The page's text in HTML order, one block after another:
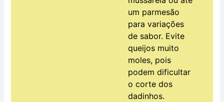
um parmesão
para variações
de sabor. Evite
queijos muito
moles, pois
podem dificultar
o corte dos
dadinhos.